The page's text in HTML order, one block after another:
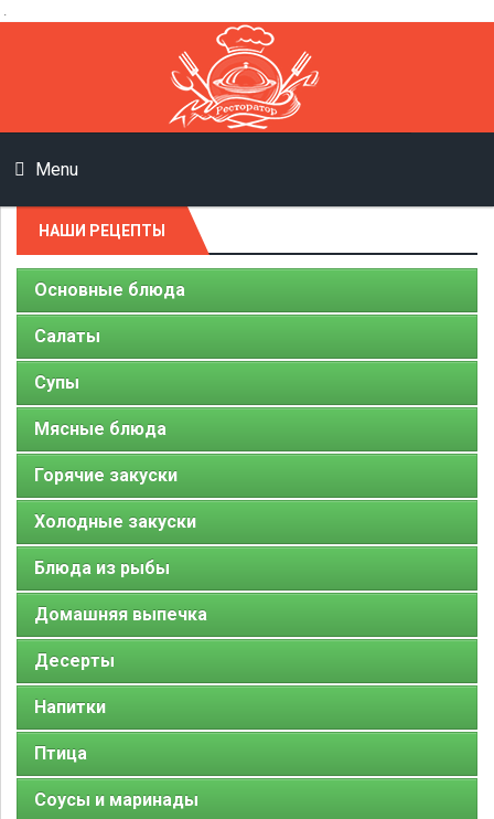
.
Menu
НАШИ РЕЦЕПТЫ
Основные блюда
Салаты
Супы
Мясные блюда
Горячие закуски
Холодные закуски
Блюда из рыбы
Домашняя выпечка
Десерты
Напитки
Птица
Соусы и маринады